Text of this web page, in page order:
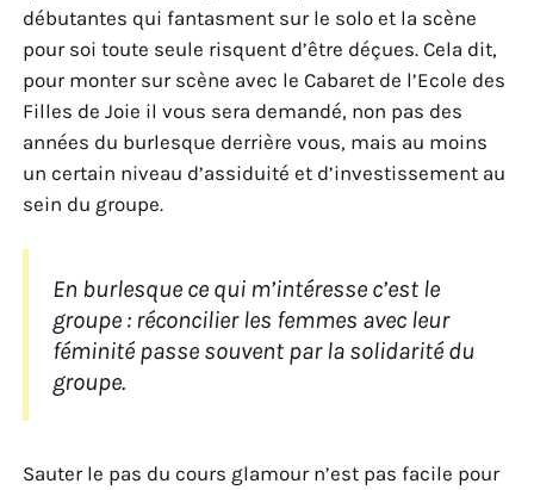
débutantes qui fantasment sur le solo et la scène
pour soi toute seule risquent d’être déçues. Cela dit,
pour monter sur scène avec le Cabaret de l’Ecole des
Filles de Joie il vous sera demandé, non pas des
années du burlesque derrière vous, mais au moins
un certain niveau d’assiduité et d’investissement au
sein du groupe.
En burlesque ce qui m’intéresse c’est le
groupe : réconcilier les femmes avec leur
féminité passe souvent par la solidarité du
groupe.
Sauter le pas du cours glamour n’est pas facile pour